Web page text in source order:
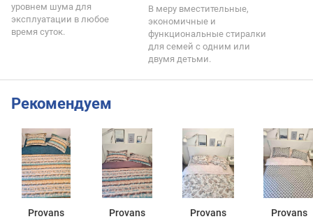
уровнем шума для
эксплуатации в любое
время суток.
В меру вместительные,
экономичные и
функциональные стиралки
для семей с одним или
двумя детьми.
Рекомендуем
Provans
Provans
Provans
Provans